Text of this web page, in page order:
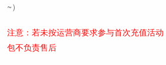
~）
注意：若未按运营商要求参与首次充值活
包不负责售后